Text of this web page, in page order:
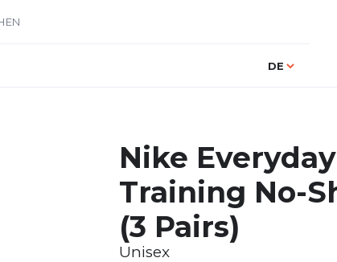
Sprache
DE
Nike
Training No-
(3 Pairs)
Unisex